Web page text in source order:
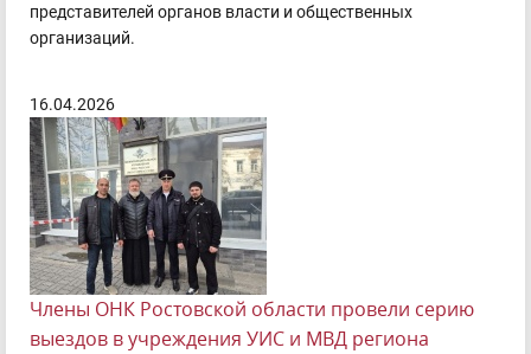
представителей органов власти и общественных
организаций.
16.04.2026
Члены ОНК Ростовской области провели серию
выездов в учреждения УИС и МВД региона